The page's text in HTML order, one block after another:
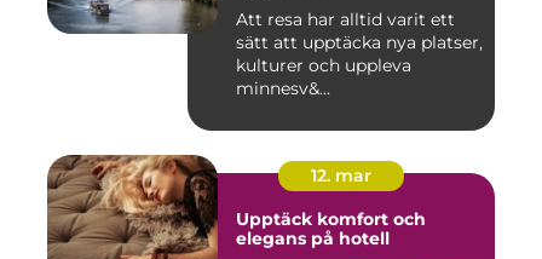
Att resa har alltid varit ett
sätt att upptäcka nya platser,
kulturer och uppleva
minnesv&...
12. mar
Upptäck komfort och
elegans på hotell